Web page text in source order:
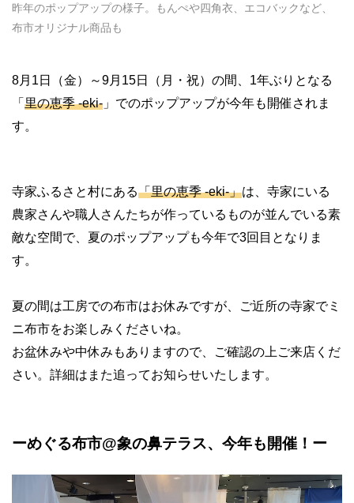
昨年のポップアップの様子。もんぺや四角衣、エコバックなど、
布市オリジナル商品も
8月1日（金）～9月15日（月・祝）の間、1年ぶりとなる
「 里の恵季 -eki- 」でのポップアップが今年も開催されま
す。
寺家ふるさと村にある「里の恵季 -eki-」は、寺家にいる
農家さんや職人さんたちが作っているものが並んでいる素
敵な空間で、夏のポップアップも今年で3回目となりま
す。
夏の間は工房での布市はお休みですが、ご近所の寺家でミ
ニ布市をお楽しみくださいね。
お盆休みや中休みもありますので、ご確認の上ご来店くだ
さい。詳細はまた追ってお知らせいたします。
ーめぐる布市@象の鼻テラス、今年も開催！ー